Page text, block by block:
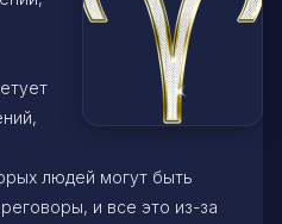
людей могут быть
и все это из-за